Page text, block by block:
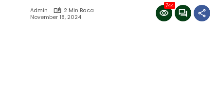
Admin
2 Min Baca
November 18, 2024
744